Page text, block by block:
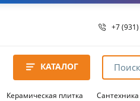
+7
8 8172
8 8172
КАТАЛОГ
Керамическая плитка Сантехника